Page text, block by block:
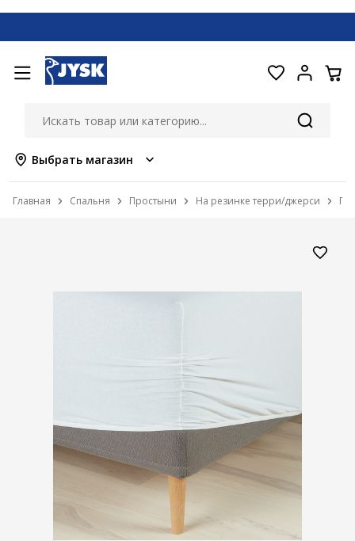
Выбрать магазин
Главная Спальня Простыни На резинке терри/джерси